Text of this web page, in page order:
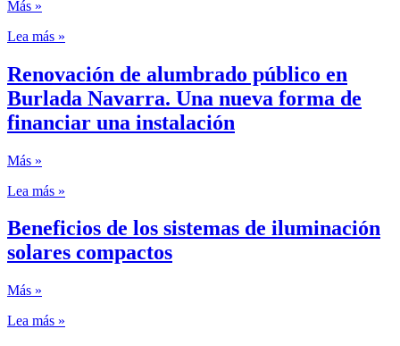
Más »
Lea más »
Renovación de alumbrado público en
Burlada Navarra. Una nueva forma de
financiar una instalación
Más »
Lea más »
Beneficios de los sistemas de iluminación
solares compactos
Más »
Lea más »